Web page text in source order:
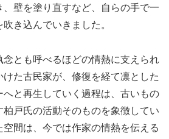
壁を塗り直すなど、自らの手で一
き込んでいきました。
念とも呼べるほどの情熱に支えられ
た古民家が、修復を経て凛とした
へと再生していく過程は、古いもの
戸氏の活動そのものを象徴してい
空間は、今では作家の情熱を伝える